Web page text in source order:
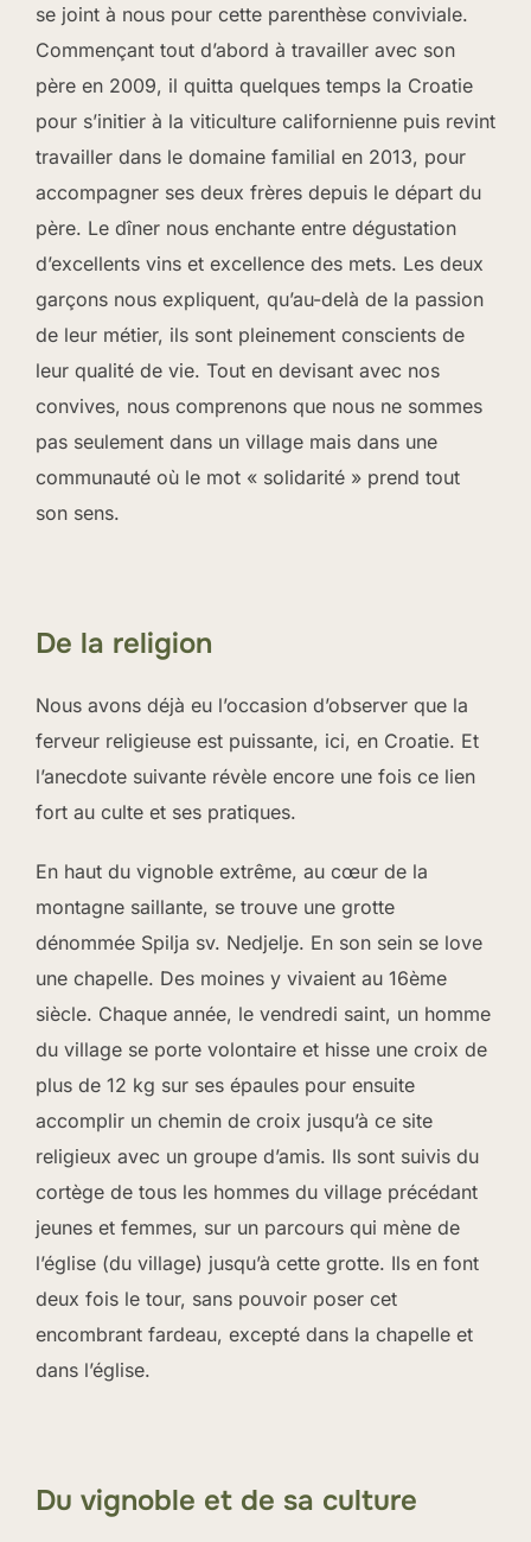
se joint à nous pour cette parenthèse conviviale.
Commençant tout d’abord à travailler avec son
père en 2009, il quitta quelques temps la Croatie
pour s’initier à la viticulture californienne puis revint
travailler dans le domaine familial en 2013, pour
accompagner ses deux frères depuis le départ du
père. Le dîner nous enchante entre dégustation
d’excellents vins et excellence des mets. Les deux
garçons nous expliquent, qu’au-delà de la passion
de leur métier, ils sont pleinement conscients de
leur qualité de vie. Tout en devisant avec nos
convives, nous comprenons que nous ne sommes
pas seulement dans un village mais dans une
communauté où le mot « solidarité » prend tout
son sens.
De la religion
Nous avons déjà eu l’occasion d’observer que la
ferveur religieuse est puissante, ici, en Croatie. Et
l’anecdote suivante révèle encore une fois ce lien
fort au culte et ses pratiques.
En haut du vignoble extrême, au cœur de la
montagne saillante, se trouve une grotte
dénommée Spilja sv. Nedjelje. En son sein se love
une chapelle. Des moines y vivaient au 16ème
siècle. Chaque année, le vendredi saint, un homme
du village se porte volontaire et hisse une croix de
plus de 12 kg sur ses épaules pour ensuite
accomplir un chemin de croix jusqu’à ce site
religieux avec un groupe d’amis. Ils sont suivis du
cortège de tous les hommes du village précédant
jeunes et femmes, sur un parcours qui mène de
l’église (du village) jusqu’à cette grotte. Ils en font
deux fois le tour, sans pouvoir poser cet
encombrant fardeau, excepté dans la chapelle et
dans l’église.
Du vignoble et de sa culture